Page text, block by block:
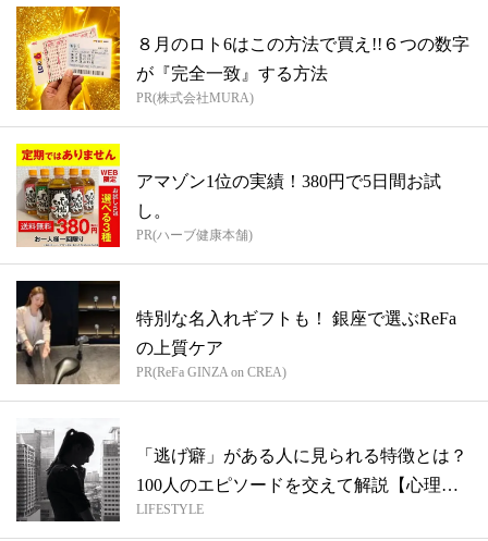
８月のロト6はこの方法で買え!!６つの数字
が『完全一致』する方法
PR(株式会社MURA)
アマゾン1位の実績！380円で5日間お試
し。
PR(ハーブ健康本舗)
特別な名入れギフトも！ 銀座で選ぶReFa
の上質ケア
PR(ReFa GINZA on CREA)
「逃げ癖」がある人に見られる特徴とは？
100人のエピソードを交えて解説【心理カ
ウ...
LIFESTYLE